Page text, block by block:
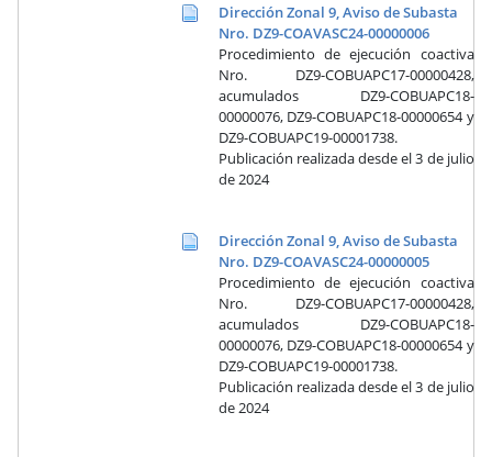
Dirección Zonal 9, Aviso de Subasta
Nro. DZ9-COAVASC24-00000006
Procedimiento de ejecución coactiva
Nro. DZ9-COBUAPC17-00000428,
acumulados DZ9-COBUAPC18-
00000076, DZ9-COBUAPC18-00000654 y
DZ9-COBUAPC19-00001738.
Publicación realizada desde el 3 de julio
de 2024
Dirección Zonal 9, Aviso de Subasta
Nro. DZ9-COAVASC24-00000005
Procedimiento de ejecución coactiva
Nro. DZ9-COBUAPC17-00000428,
acumulados DZ9-COBUAPC18-
00000076, DZ9-COBUAPC18-00000654 y
DZ9-COBUAPC19-00001738.
Publicación realizada desde el 3 de julio
de 2024